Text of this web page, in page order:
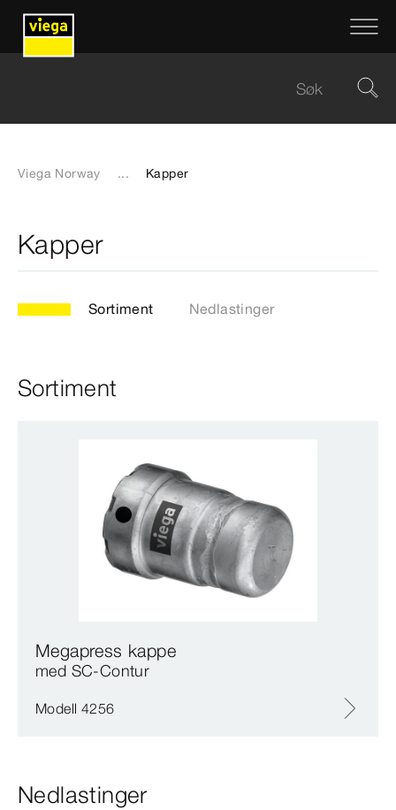
Viega Norway ... Kapper
Kapper
Sortiment Nedlastinger
Sortiment
Megapress kappe
med SC‑Contur
Modell 4256
Nedlastinger